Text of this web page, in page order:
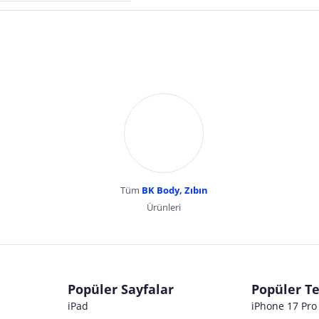
Tüm BK Body, Zıbın
Ürünleri
Popüler Sayfalar
iPad
Popüler
iPhone 17